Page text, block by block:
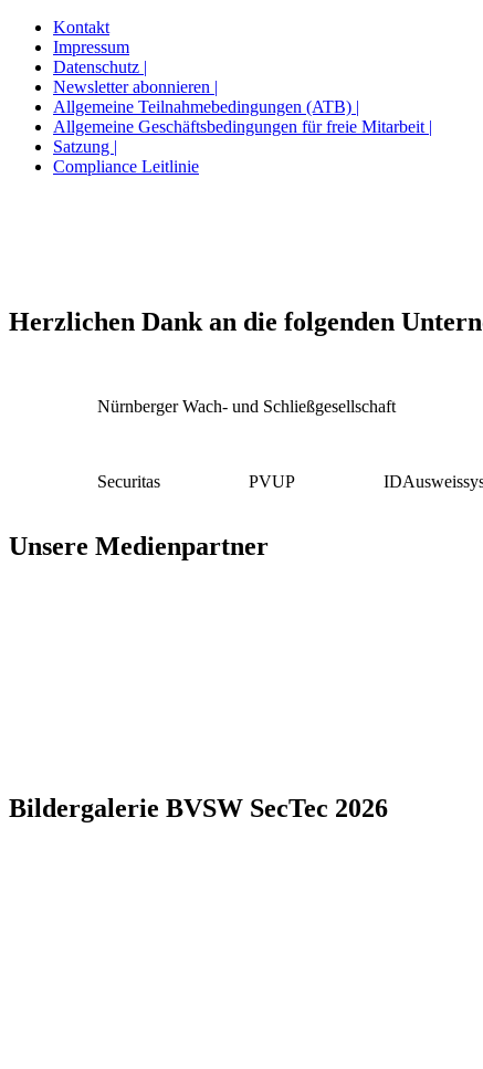
Kontakt
Impressum
Datenschutz |
Newsletter abonnieren |
Allgemeine Teilnahmebedingungen (ATB) |
Allgemeine Geschäftsbedingungen für freie Mitarbeit |
Satzung |
Compliance Leitlinie
Herzlichen Dank an die folgenden
Nürnberger Wach- und Schließgesellschaft
Securitas PVUP
Unsere Medienpartner
Bildergalerie BVSW SecTec 2026